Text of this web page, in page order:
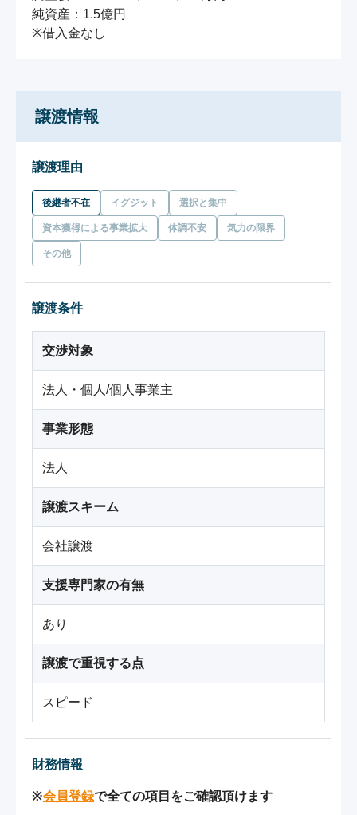
純資産：1.5億円
※借入金なし
譲渡情報
譲渡理由
後継者不在 イグジット 選択と集中
資本獲得による事業拡大 体調不安 気力の限界
その他
譲渡条件
交渉対象
法人・個人/個人事業主
事業形態
法人
譲渡スキーム
会社譲渡
支援専門家の有無
あり
譲渡で重視する点
スピード
財務情報
※会員登録で全ての項目をご確認頂けます